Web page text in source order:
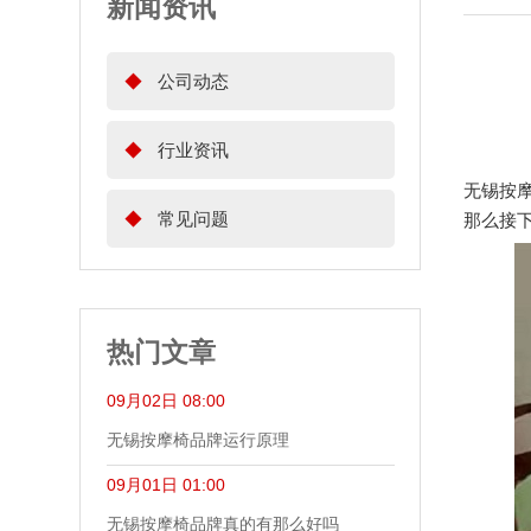
新闻资讯
◆ 公司动态
◆ 行业资讯
◆ 常见问题
热门文章
09月02日 08:00
无锡按摩椅品牌运行原理
09月01日 01:00
无锡按摩椅品牌真的有那么好吗
无锡按
那么接